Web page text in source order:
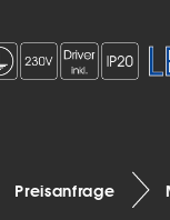
Preisanfrage